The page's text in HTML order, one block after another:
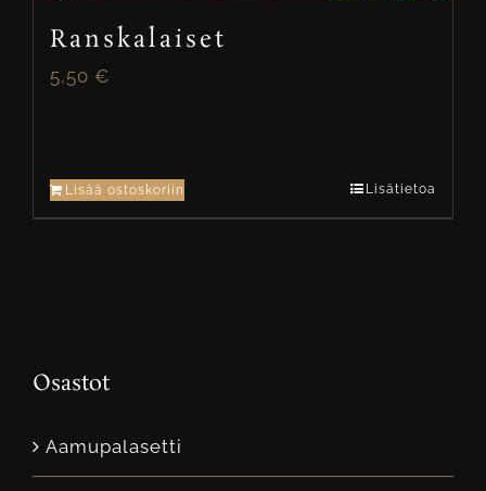
Ranskalaiset
5,50 €
Lisää ostoskoriin Lisätietoa
Osastot
Aamupalasetti